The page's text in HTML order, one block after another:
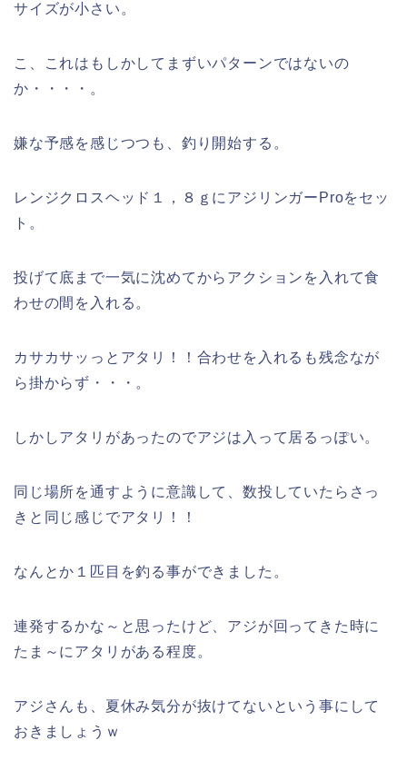
サイズが小さい。
こ、これはもしかしてまずいパターンではないの
か・・・・。
嫌な予感を感じつつも、釣り開始する。
レンジクロスヘッド１，８ｇにアジリンガーProをセッ
ト。
投げて底まで一気に沈めてからアクションを入れて食
わせの間を入れる。
カサカサッっとアタリ！！合わせを入れるも残念なが
ら掛からず・・・。
しかしアタリがあったのでアジは入って居るっぽい。
同じ場所を通すように意識して、数投していたらさっ
きと同じ感じでアタリ！！
なんとか１匹目を釣る事ができました。
連発するかな～と思ったけど、アジが回ってきた時に
たま～にアタリがある程度。
アジさんも、夏休み気分が抜けてないという事にして
おきましょうｗ